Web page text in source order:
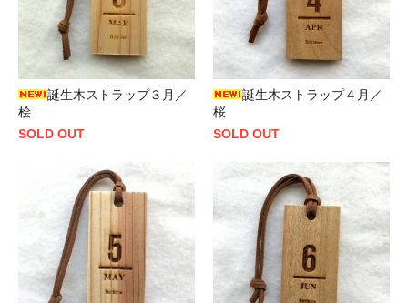
誕生木ストラップ３月／
桧
SOLD OUT
誕生木ストラップ４月／
桜
SOLD OUT